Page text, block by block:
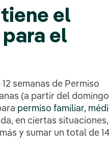
el
el
semanas de Permiso
(a partir del domingo
permiso familiar,
en ciertas situaciones,
y sumar un total de 14